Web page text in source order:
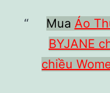
Mua Áo
BYJANE
chiều